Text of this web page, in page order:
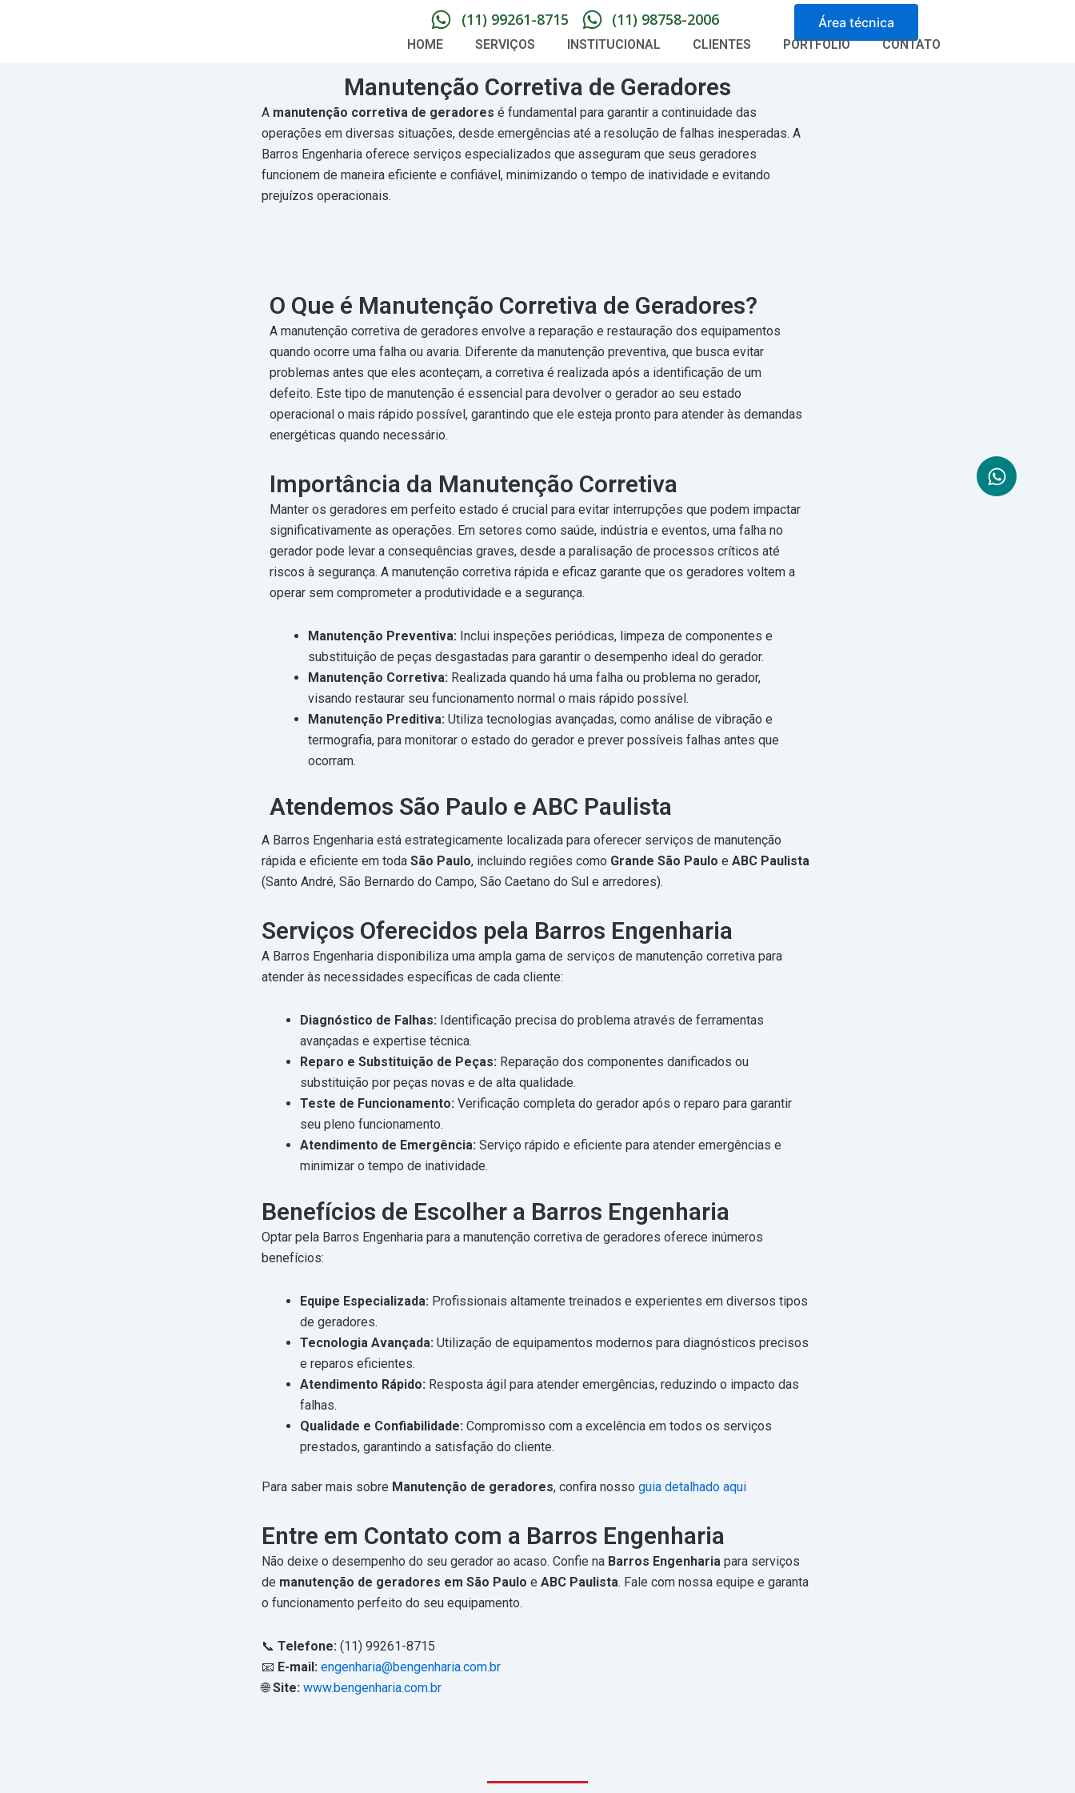
(11) 99261-8715 (11) 98758-2006 Área técnica
HOME SERVIÇOS INSTITUCIONAL CLIENTES PORTFOLIO CONTATO
Manutenção Corretiva de Geradores
A manutenção corretiva de geradores é fundamental para garantir a continuidade das
operações em diversas situações, desde emergências até a resolução de falhas inesperadas. A
Barros Engenharia oferece serviços especializados que asseguram que seus geradores
funcionem de maneira eficiente e confiável, minimizando o tempo de inatividade e evitando
prejuízos operacionais.
O Que é Manutenção Corretiva de Geradores?
A manutenção corretiva de geradores envolve a reparação e restauração dos equipamentos
quando ocorre uma falha ou avaria. Diferente da manutenção preventiva, que busca evitar
problemas antes que eles aconteçam, a corretiva é realizada após a identificação de um
defeito. Este tipo de manutenção é essencial para devolver o gerador ao seu estado
operacional o mais rápido possível, garantindo que ele esteja pronto para atender às demandas
energéticas quando necessário.
Importância da Manutenção Corretiva
Manter os geradores em perfeito estado é crucial para evitar interrupções que podem impactar
significativamente as operações. Em setores como saúde, indústria e eventos, uma falha no
gerador pode levar a consequências graves, desde a paralisação de processos críticos até
riscos à segurança. A manutenção corretiva rápida e eficaz garante que os geradores voltem a
operar sem comprometer a produtividade e a segurança.
Manutenção Preventiva: Inclui inspeções periódicas, limpeza de componentes e
substituição de peças desgastadas para garantir o desempenho ideal do gerador.
Manutenção Corretiva: Realizada quando há uma falha ou problema no gerador,
visando restaurar seu funcionamento normal o mais rápido possível.
Manutenção Preditiva: Utiliza tecnologias avançadas, como análise de vibração e
termografia, para monitorar o estado do gerador e prever possíveis falhas antes que
ocorram.
Atendemos São Paulo e ABC Paulista
A Barros Engenharia está estrategicamente localizada para oferecer serviços de manutenção
rápida e eficiente em toda São Paulo, incluindo regiões como Grande São Paulo e ABC Paulista
(Santo André, São Bernardo do Campo, São Caetano do Sul e arredores).
Serviços Oferecidos pela Barros Engenharia
A Barros Engenharia disponibiliza uma ampla gama de serviços de manutenção corretiva para
atender às necessidades específicas de cada cliente:
Diagnóstico de Falhas: Identificação precisa do problema através de ferramentas
avançadas e expertise técnica.
Reparo e Substituição de Peças: Reparação dos componentes danificados ou
substituição por peças novas e de alta qualidade.
Teste de Funcionamento: Verificação completa do gerador após o reparo para garantir
seu pleno funcionamento.
Atendimento de Emergência: Serviço rápido e eficiente para atender emergências e
minimizar o tempo de inatividade.
Benefícios de Escolher a Barros Engenharia
Optar pela Barros Engenharia para a manutenção corretiva de geradores oferece inúmeros
benefícios:
Equipe Especializada: Profissionais altamente treinados e experientes em diversos tipos
de geradores.
Tecnologia Avançada: Utilização de equipamentos modernos para diagnósticos precisos
e reparos eficientes.
Atendimento Rápido: Resposta ágil para atender emergências, reduzindo o impacto das
falhas.
Qualidade e Confiabilidade: Compromisso com a excelência em todos os serviços
prestados, garantindo a satisfação do cliente.
Para saber mais sobre Manutenção de geradores, confira nosso guia detalhado aqui
Entre em Contato com a Barros Engenharia
Não deixe o desempenho do seu gerador ao acaso. Confie na Barros Engenharia para serviços
de manutenção de geradores em São Paulo e ABC Paulista. Fale com nossa equipe e garanta
o funcionamento perfeito do seu equipamento.
📞 Telefone: (11) 99261-8715
📧 E-mail: engenharia@bengenharia.com.br
🌐Site: www.bengenharia.com.br